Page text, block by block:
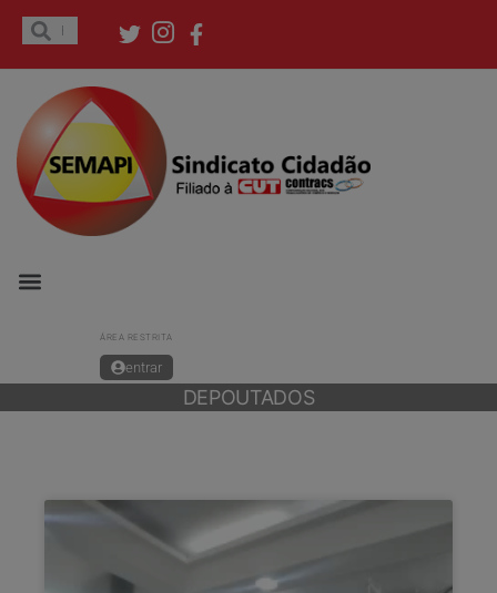
ÁREA RESTRITA
entrar
DEPOUTADOS